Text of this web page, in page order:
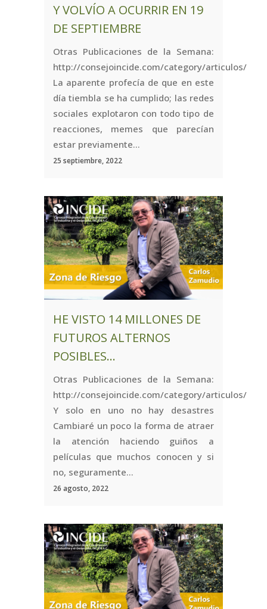
Y VOLVÍO A OCURRIR EN 19
DE SEPTIEMBRE
Otras Publicaciones de la Semana:
http://consejoincide.com/category/articulos/
La aparente profecía de que en este
día tiembla se ha cumplido; las redes
sociales explotaron con todo tipo de
reacciones, memes que parecían
estar previamente...
25 septiembre, 2022
HE VISTO 14 MILLONES DE
FUTUROS ALTERNOS
POSIBLES…
Otras Publicaciones de la Semana:
http://consejoincide.com/category/articulos/
Y solo en uno no hay desastres
Cambiaré un poco la forma de atraer
la atención haciendo guiños a
películas que muchos conocen y si
no, seguramente...
26 agosto, 2022